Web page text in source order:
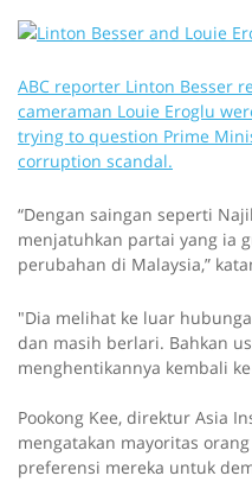
ABC reporter Linton Besser
cameraman Louie Eroglu
trying to question Prime
corruption scandal.
“Dengan saingan seperti
menjatuhkan partai yang ia
perubahan di Malaysia,”
"Dia melihat ke luar
dan masih berlari. Bahkan
menghentikannya kembali
Pookong Kee, direktur Asia
mengatakan mayoritas
preferensi mereka untuk